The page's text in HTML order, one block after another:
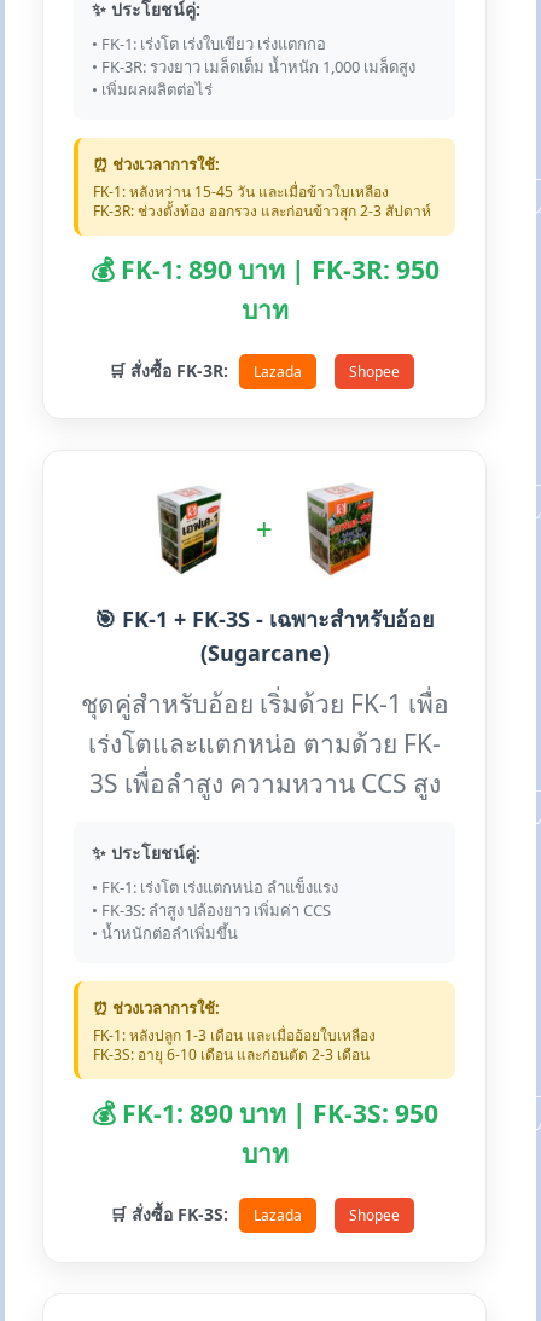
✨ ประโยชน์คู่:
• FK-1: เร่งโต เร่งใบเขียว เร่งแตกกอ
• FK-3R: รวงยาว เมล็ดเต็ม น้ำหนัก 1,000 เมล็ดสูง
• เพิ่มผลผลิตต่อไร่
⏰ ช่วงเวลาการใช้:
FK-1: หลังหว่าน 15-45 วัน และเมื่อข้าวใบเหลือง
FK-3R: ช่วงตั้งท้อง ออกรวง และก่อนข้าวสุก 2-3 สัปดาห์
💰 FK-1: 890 บาท | FK-3R: 950
บาท
🛒 สั่งซื้อ FK-3R: Lazada Shopee
+
🎯 FK-1 + FK-3S - เฉพาะสำหรับอ้อย
(Sugarcane)
ชุดคู่สำหรับอ้อย เริ่มด้วย FK-1 เพื่อ
เร่งโตและแตกหน่อ ตามด้วย FK-
3S เพื่อลำสูง ความหวาน CCS สูง
✨ ประโยชน์คู่:
• FK-1: เร่งโต เร่งแตกหน่อ ลำแข็งแรง
• FK-3S: ลำสูง ปล้องยาว เพิ่มค่า CCS
• น้ำหนักต่อลำเพิ่มขึ้น
⏰ ช่วงเวลาการใช้:
FK-1: หลังปลูก 1-3 เดือน และเมื่ออ้อยใบเหลือง
FK-3S: อายุ 6-10 เดือน และก่อนตัด 2-3 เดือน
💰 FK-1: 890 บาท | FK-3S: 950
บาท
🛒 สั่งซื้อ FK-3S: Lazada Shopee